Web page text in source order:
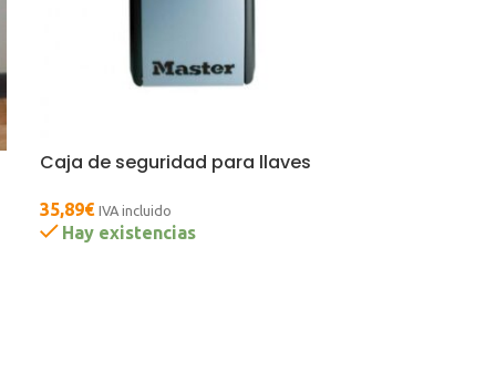
Caja de seguridad para llaves
35,89€ IVA incluido
Hay existencias